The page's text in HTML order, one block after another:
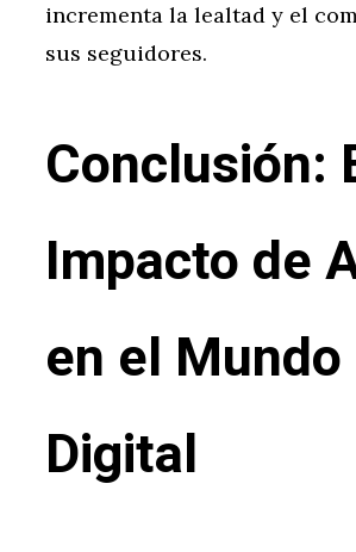
incrementa la lealtad y el
sus seguidores.
Conclusión:
Impacto de
en el Mundo
Digital